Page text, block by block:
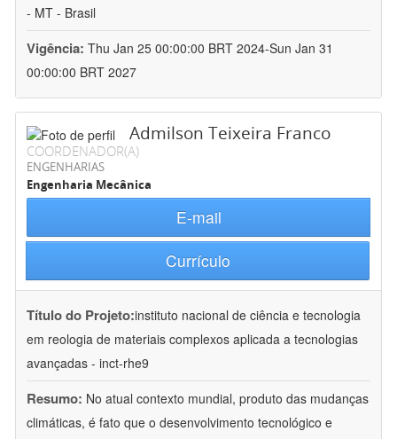
- MT - Brasil
Vigência: Thu Jan 25 00:00:00 BRT 2024-Sun Jan 31
00:00:00 BRT 2027
Admilson Teixeira Franco
COORDENADOR(A)
ENGENHARIAS
Engenharia Mecânica
E-mail
Currículo
Título do Projeto:instituto nacional de ciência e tecnologia
em reologia de materiais complexos aplicada a tecnologias
avançadas - inct-rhe9
Resumo: No atual contexto mundial, produto das mudanças
climáticas, é fato que o desenvolvimento tecnológico e